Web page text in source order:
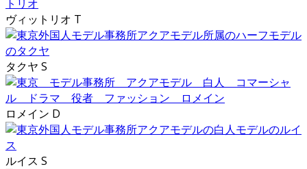
ヴィットリオ T
タクヤ S
ロメイン D
ルイス S